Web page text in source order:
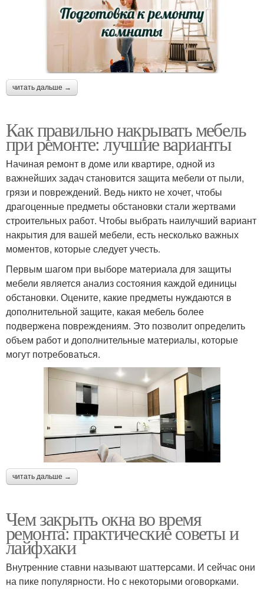
читать дальше →
Как правильно накрывать мебель
при ремонте: лучшие варианты
Начиная ремонт в доме или квартире, одной из
важнейших задач становится защита мебели от пыли,
грязи и повреждений. Ведь никто не хочет, чтобы
драгоценные предметы обстановки стали жертвами
строительных работ. Чтобы выбрать наилучший вариант
накрытия для вашей мебели, есть несколько важных
моментов, которые следует учесть.
Первым шагом при выборе материала для защиты
мебели является анализ состояния каждой единицы
обстановки. Оцените, какие предметы нуждаются в
дополнительной защите, какая мебель более
подвержена повреждениям. Это позволит определить
объем работ и дополнительные материалы, которые
могут потребоваться.
читать дальше →
Чем закрыть окна во время
ремонта: практические советы и
лайфхаки
Внутренние ставни называют шаттерсами. И сейчас они
на пике популярности. Но с некоторыми оговорками.